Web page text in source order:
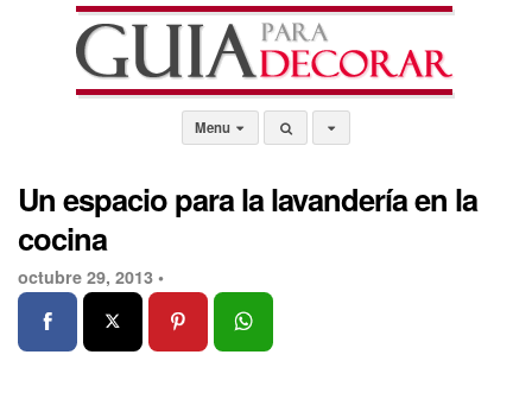
Menu
Un espacio para la lavandería en la
cocina
octubre 29, 2013 •